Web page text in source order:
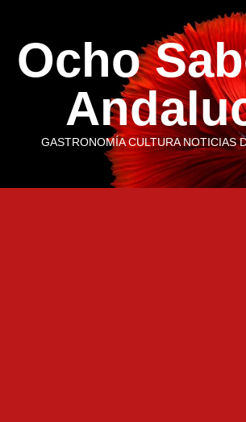
contenido
Ocho
GASTRONOMÍA CULTURA NOTICIAS